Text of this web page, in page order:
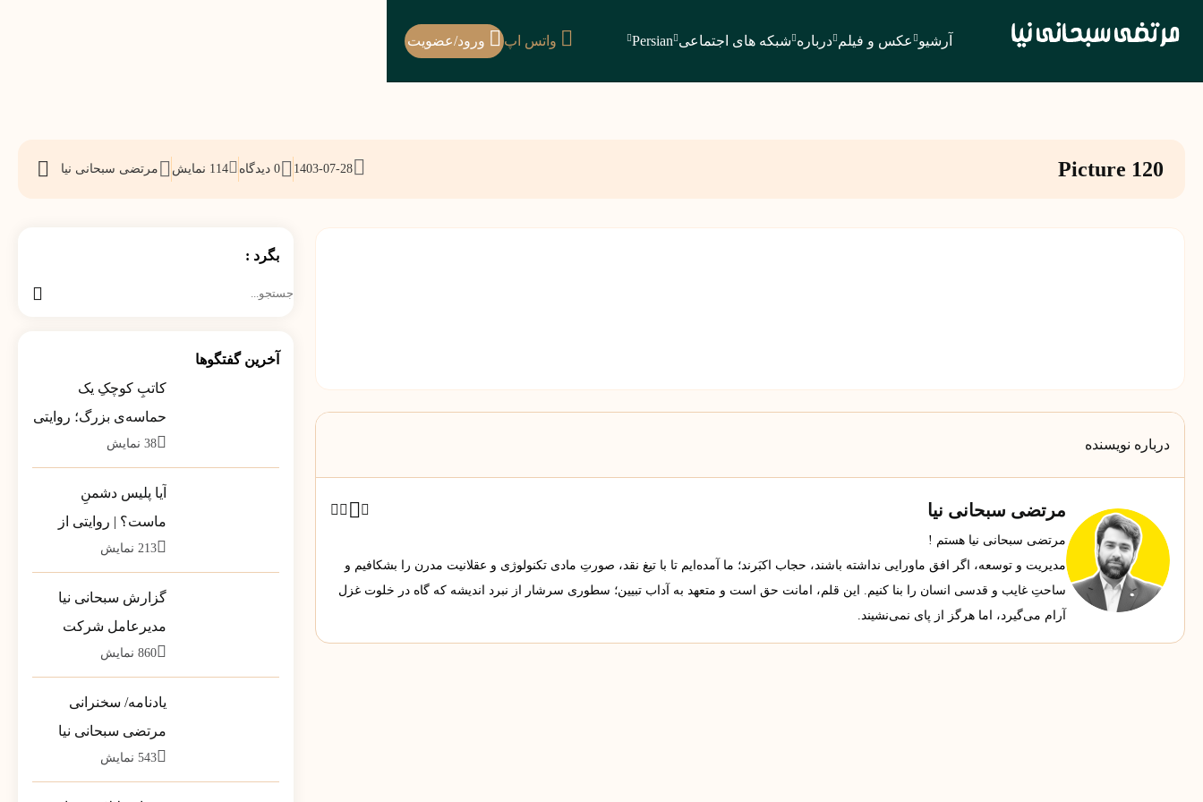
آرشیو عکس و فیلم درباره شبکه های اجتماعی Persian واتس اپ ورود/عضویت
Picture 120
1403-07-28 0 دیدگاه 114 نمایش مرتضی سبحانی نیا
درباره نویسنده
مرتضی سبحانی نیا
مرتضی سبحانی نیا هستم !
مدیریت و توسعه، اگر افق ماورایی نداشته باشند، حجاب اکبَرند؛ ما آمده‌ایم تا با تیغ نقد، صورتِ مادی تکنولوژی و عقلانیت مدرن را بشکافیم و
ساحتِ غایب و قدسی انسان را بنا کنیم. این قلم، امانت حق است و متعهد به آداب تبیین؛ سطوری سرشار از نبرد اندیشه که گاه در خلوت غزل
آرام می‌گیرد، اما هرگز از پای نمی‌نشیند.
بگرد :
آخرین گفتگوها
کاتبِ کوچکِ یک
حماسه‌ی بزرگ؛ روایتی
از بارِ سنگینِ کلمات در
38 نمایش
آیا پلیس دشمنِ
ماست؟ | روایتی از
تله‌ی خطرناکِ «ضلع
213 نمایش
گزارش سبحانی نیا
مدیرعامل شرکت
پشتیبانی مخازن پارس
860 نمایش
یادنامه/ سخنرانی
مرتضی سبحانی نیا
مشاور وزیر در جمع
543 نمایش